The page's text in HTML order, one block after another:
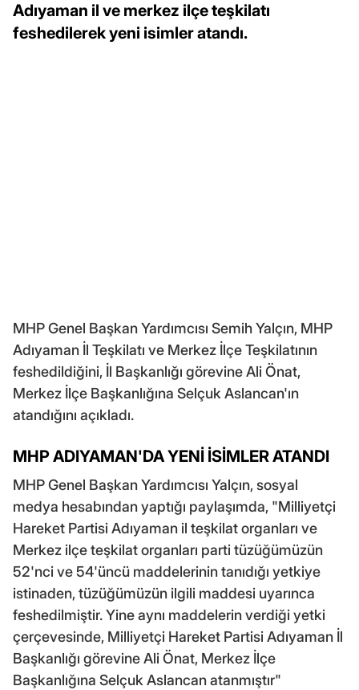
Adıyaman il ve merkez ilçe teşkilatı
feshedilerek yeni isimler atandı.
MHP Genel Başkan Yardımcısı Semih Yalçın, MHP
Adıyaman İl Teşkilatı ve Merkez İlçe Teşkilatının
feshedildiğini, İl Başkanlığı görevine Ali Önat,
Merkez İlçe Başkanlığına Selçuk Aslancan'ın
atandığını açıkladı.
MHP ADIYAMAN'DA YENİ İSİMLER ATANDI
MHP Genel Başkan Yardımcısı Yalçın, sosyal
medya hesabından yaptığı paylaşımda, "Milliyetçi
Hareket Partisi Adıyaman il teşkilat organları ve
Merkez ilçe teşkilat organları parti tüzüğümüzün
52'nci ve 54'üncü maddelerinin tanıdığı yetkiye
istinaden, tüzüğümüzün ilgili maddesi uyarınca
feshedilmiştir. Yine aynı maddelerin verdiği yetki
çerçevesinde, Milliyetçi Hareket Partisi Adıyaman İl
Başkanlığı görevine Ali Önat, Merkez İlçe
Başkanlığına Selçuk Aslancan atanmıştır"